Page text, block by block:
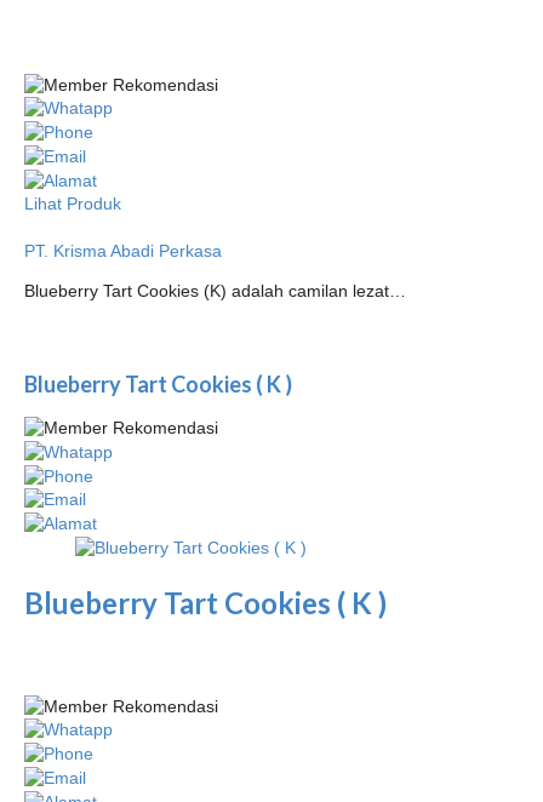
Lihat Produk
PT. Krisma Abadi Perkasa
Blueberry Tart Cookies (K) adalah camilan lezat…
Blueberry Tart Cookies ( K )
Blueberry Tart Cookies ( K )